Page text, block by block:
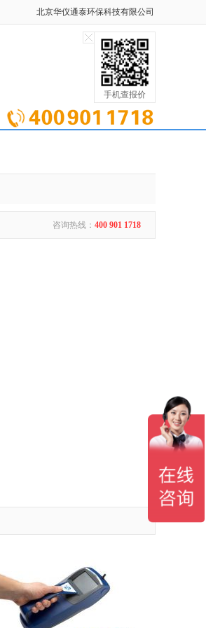
北京华仪通泰环保科技有限公司
手机查报价
咨询热线： 400 901 1718